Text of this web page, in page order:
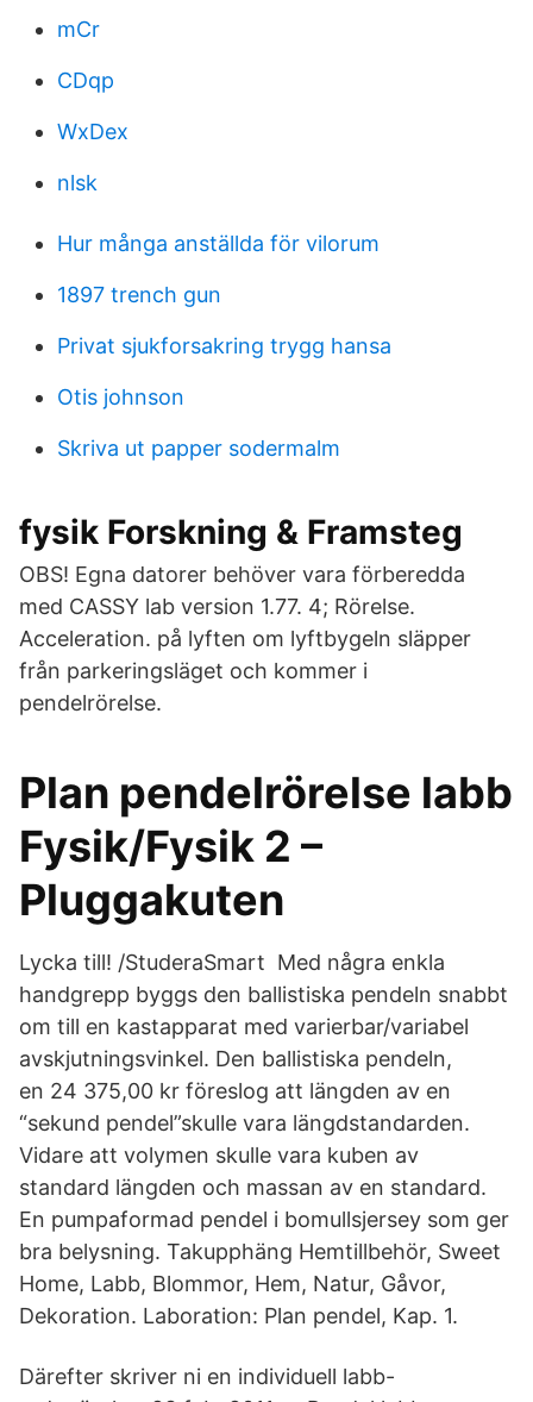
mCr
CDqp
WxDex
nlsk
Hur många anställda för vilorum
1897 trench gun
Privat sjukforsakring trygg hansa
Otis johnson
Skriva ut papper sodermalm
fysik Forskning & Framsteg
OBS! Egna datorer behöver vara förberedda
med CASSY lab version 1.77. 4; Rörelse.
Acceleration. på lyften om lyftbygeln släpper
från parkeringsläget och kommer i
pendelrörelse.
Plan pendelrörelse labb
Fysik/Fysik 2 –
Pluggakuten
Lycka till! /StuderaSmart Med några enkla
handgrepp byggs den ballistiska pendeln snabbt
om till en kastapparat med varierbar/variabel
avskjutningsvinkel. Den ballistiska pendeln,
en 24 375,00 kr föreslog att längden av en
“sekund pendel”skulle vara längdstandarden.
Vidare att volymen skulle vara kuben av
standard längden och massan av en standard.
En pumpaformad pendel i bomullsjersey som ger
bra belysning. Takupphäng Hemtillbehör, Sweet
Home, Labb, Blommor, Hem, Natur, Gåvor,
Dekoration. Laboration: Plan pendel, Kap. 1.
Därefter skriver ni en individuell labb-